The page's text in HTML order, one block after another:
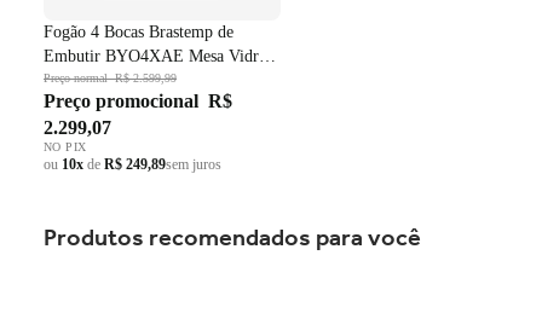
Fogão 4 Bocas Brastemp de
Embutir BYO4XAE Mesa Vidro
Grade em Ferro Fundido Dupla
Chama Preto Bivolt
Preço normalR$ 2.599,99
Preço promocional R$
2.299,07
NO PIX
ou 10x de R$ 249,89sem juros
Produtos recomendados para você